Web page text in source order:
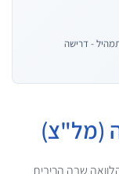
ומ"צ, לא יכולה לעלות על 67% מהתמהיל - דרישה
(מל"צ)
שבה הריבית